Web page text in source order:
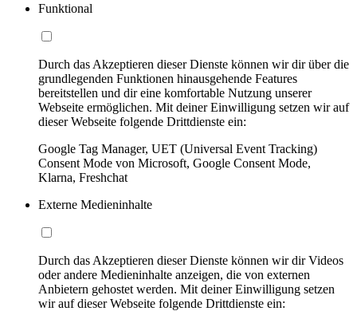
Funktional
Durch das Akzeptieren dieser Dienste können wir dir über die
grundlegenden Funktionen hinausgehende Features
bereitstellen und dir eine komfortable Nutzung unserer
Webseite ermöglichen. Mit deiner Einwilligung setzen wir auf
dieser Webseite folgende Drittdienste ein:
Google Tag Manager, UET (Universal Event Tracking)
Consent Mode von Microsoft, Google Consent Mode,
Klarna, Freshchat
Externe Medieninhalte
Durch das Akzeptieren dieser Dienste können wir dir Videos
oder andere Medieninhalte anzeigen, die von externen
Anbietern gehostet werden. Mit deiner Einwilligung setzen
wir auf dieser Webseite folgende Drittdienste ein: